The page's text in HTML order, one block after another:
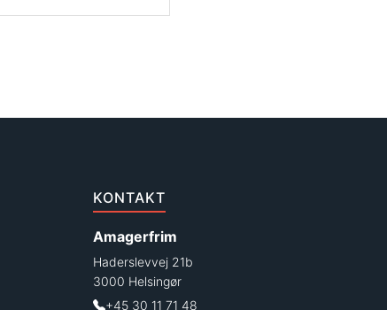
KONTAKT
Amagerfrim
Haderslevvej 21b
3000 Helsingør
+45 30 11 71 48